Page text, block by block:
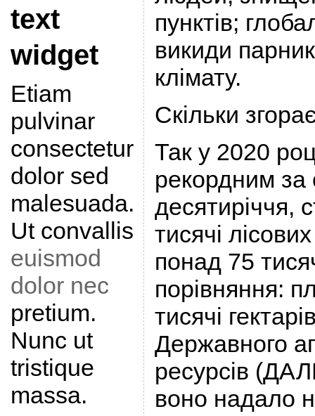
text
widget
Etiam
pulvinar
consectetur
dolor sed
malesuada.
Ut convallis
euismod
dolor nec
pretium.
Nunc ut
tristique
massa.
пунктів;
викиди
клімату.
Скільки
Так у 2020
рекордним за
десятиріччя,
тисячі
понад 75
порівняння:
тисячі
Державного
ресурсів
воно надало